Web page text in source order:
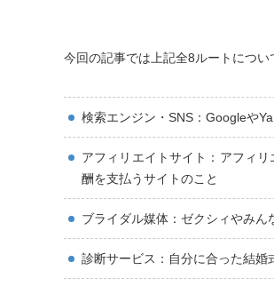
今回の記事では上記全8ルートについ
検索エンジン・SNS：Googleや
アフィリエイトサイト：アフィ
酬を支払うサイトのこと
ブライダル媒体：ゼクシィやみ
診断サービス：自分に合った結婚